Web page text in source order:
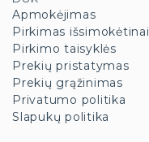
Apmokėjimas
Pirkimas išsimokėtinai
Pirkimo taisyklės
Prekių pristatymas
Prekių grąžinimas
Privatumo politika
Slapukų politika